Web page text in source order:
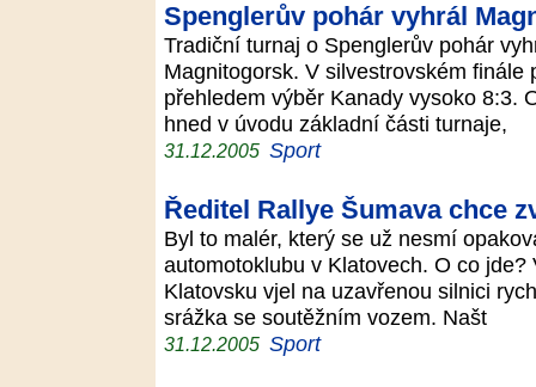
Spenglerův pohár vyhrál
Tradiční turnaj o Spenglerův pohár
Magnitogorsk. V silvestrovském
přehledem výběr Kanady vysoko 8:3.
hned v úvodu základní části turnaje,
31.12.2005 Sport
Ředitel Rallye Šumava chce
Byl to malér, který se už nesmí
automotoklubu v Klatovech. O co
Klatovsku vjel na uzavřenou silnici
srážka se soutěžním vozem. Našt
31.12.2005 Sport